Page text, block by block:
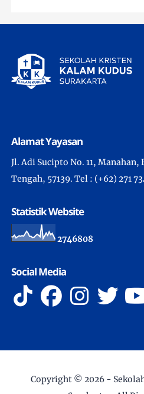
Alamat Yayasan
Jl. Adi Sucipto No. 11,
Tengah, 57139. Tel : (+62) 271
Statistik Website
2746808
Social Media
Copyright © 2026 -